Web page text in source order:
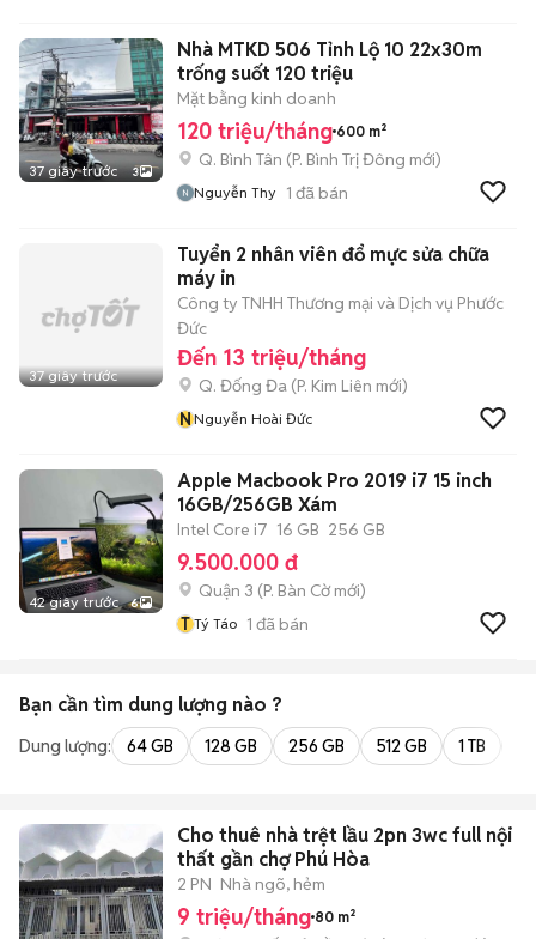
37 giây trước 3
Nhà MTKD 506 Tỉnh Lộ 10 22x30m
trống suốt 120 triệu
Mặt bằng kinh doanh
120 triệu/tháng 600 m²
Q. Bình Tân (P. Bình Trị Đông mới)
Nguyễn Thy 1 đã bán
37 giây trước
Tuyển 2 nhân viên đổ mực sửa chữa
máy in
Công ty TNHH Thương mại và Dịch vụ Phước
Đức
Đến 13 triệu/tháng
Q. Đống Đa (P. Kim Liên mới)
NNguyễn Hoài Đức
42 giây trước 6
Apple Macbook Pro 2019 i7 15 inch
16GB/256GB Xám
Intel Core i7 16 GB 256 GB
9.500.000 đ
Quận 3 (P. Bàn Cờmới)
T Tý Táo 1 đã bán
Bạn cần tìm dung lượng nào ?
Dung lượng: 64 GB 128 GB 256 GB 512 GB 1 TB
Cho thuê nhà trệt lầu 2pn 3wc full nội
thất gần chợ Phú Hòa
2 PN Nhà ngõ, hẻm
9 triệu/tháng 80 m²